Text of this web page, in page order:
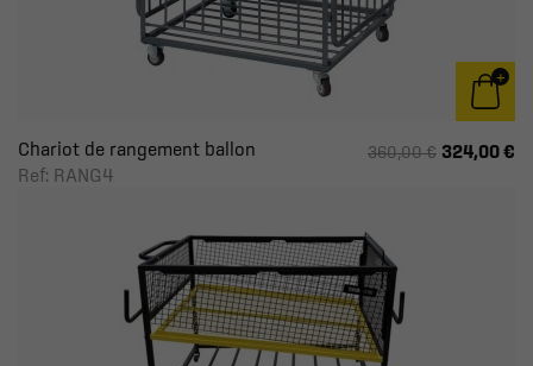
Chariot de rangement ballon
Ref: RANG4
360,00 € 324,00 €